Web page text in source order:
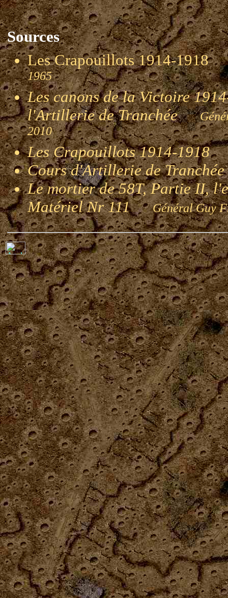
Sources
Les Crapouillots 1914-
1965
Les canons de la Victoire
l'Artillerie de Tranchée
2010
Les Crapouillots 1914-1918
Cours d'Artillerie de Tranchée
Le mortier de 58T, Partie II,
Matériel Nr 111Général